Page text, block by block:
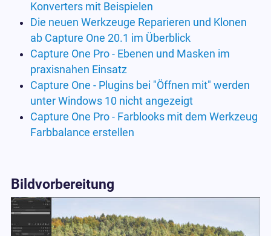
Konverters mit Beispielen
Die neuen Werkzeuge Reparieren und Klonen
ab Capture One 20.1 im Überblick
Capture One Pro - Ebenen und Masken im
praxisnahen Einsatz
Capture One - Plugins bei "Öffnen mit" werden
unter Windows 10 nicht angezeigt
Capture One Pro - Farblooks mit dem Werkzeug
Farbbalance erstellen
Bildvorbereitung